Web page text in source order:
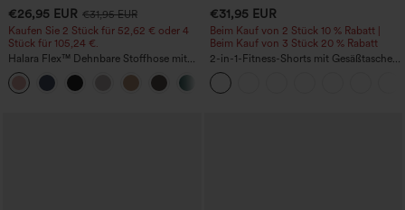
€26,95 EUR €31,95 EUR
Kaufen Sie 2 Stück für 52,62 € oder 4
Stück für 105,24 €.
Halara Flex™ Dehnbare Stoffhose mit
hohem Bund, Waffelmuster,
Seitentaschen und weitem Bein
€31,95 EUR
Beim Kauf von 2 Stück 10 % Rabatt |
Beim Kauf von 3 Stück 20 % Rabatt
2-in-1-Fitness-Shorts mit Gesäßtasche
und seitlicher versteckter Tasche 6,3 cm